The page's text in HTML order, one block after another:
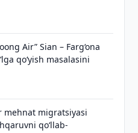
Air” Sian – Farg‘ona
qo‘yish masalasini
mehnat migratsiyasi
qo‘llab-